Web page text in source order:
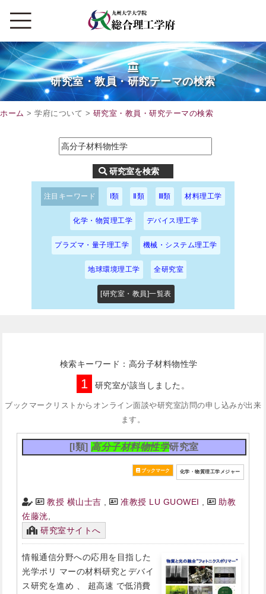
研究室・教員・研究テーマの検索
ホーム > 学府について > 研究室・教員・研究テーマの検索
注目キーワード I類 Ⅱ類 Ⅲ類 材料理工学
化学・物質理工学 デバイス理工学
プラズマ・量子理工学 機械・システム理工学
地球環境理工学 全研究室
[研究室・教員]一覧表
検索キーワード：高分子材料物性学
1 研究室が該当しました。
ブックマークリストからオンライン面談や研究室訪問の申し込みが出来
ます。
[I類] 高分子材料物性学研究室
化学・物質理工学メジャー
教授 横山士吉 , 准教授 LU GUOWEI ,
助教
佐藤洸
研究室サイトへ
情報通信分野への応用を目指した
光学ポリ マーの材料研究とデバイ
ス研究を進め 、 超高速 で低消費